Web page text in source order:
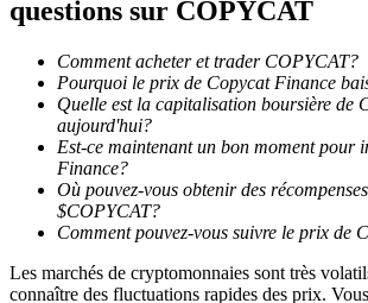
commerciales, etc.
Guide de démarrage des contrats à terme
questions sur COPYCAT
Comment acheter et trader COPYCAT?
Pourquoi le prix de Copycat Finance
Quelle est la capitalisation boursière de
aujourd'hui?
Est-ce maintenant un bon moment pour
Finance?
Où pouvez-vous obtenir des
$COPYCAT?
Comment pouvez-vous suivre le prix de
Les marchés de cryptomonnaies sont très
connaître des fluctuations rapides des prix.